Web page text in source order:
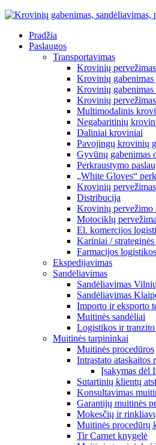
Pradžia
Paslaugos
Transportavimas
Krovinių
Krovinių gabenimas
Krovinių gabenimas
Krovinių
Multimodalinis
Negabaritinių
Daliniai kroviniai
Pavojingų krovinių
Gyvūnų gabenimas
Perkraustymo
„White Gloves“
Krovinių
Distribucija
Krovinių pervežimo
Motociklų
El. komercijos
Kariniai /
Farmacijos
Ekspedijavimas
Sandėliavimas
Sandėliavimas
Sandėliavimas
Importo ir eksporto
Muitinės sandėliai
Logistikos ir tranzito
Muitinės tarpininkai
Muitinės procedūros
Intrastato ataskaitos
Įsakymas dėl
Sutartinių klientų
Konsultavimas
Garantijų muitinės
Mokesčių ir
Muitinės procedūrų
Tir Carnet knygelė